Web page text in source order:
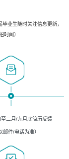
业生随时关注信息更新，
时间）
三月/九月底简历反馈
邮件/电话为准）